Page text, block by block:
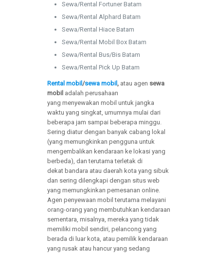
Sewa/Rental Fortuner Batam
Sewa/Rental Alphard Batam
Sewa/Rental Hiace Batam
Sewa/Rental Mobil Box Batam
Sewa/Rental Bus/Bis Batam
Sewa/Rental Pick Up Batam
Rental mobil /sewa mobil ,atau agen sewa
mobil adalah perusahaan
yang menyewakan mobil untuk jangka
waktu yang singkat, umumnya mulai dari
beberapa jam sampai beberapa minggu.
Sering diatur dengan banyak cabang lokal
(yang memungkinkan pengguna untuk
mengembalikan kendaraan ke lokasi yang
berbeda), dan terutama terletak di
dekat bandara atau daerah kota yang sibuk
dan sering dilengkapi dengan situs web
yang memungkinkan pemesanan online.
Agen penyewaan mobil terutama melayani
orang-orang yang membutuhkan kendaraan
sementara, misalnya, mereka yang tidak
memiliki mobil sendiri, pelancong yang
berada di luar kota, atau pemilik kendaraan
yang rusak atau hancur yang sedang